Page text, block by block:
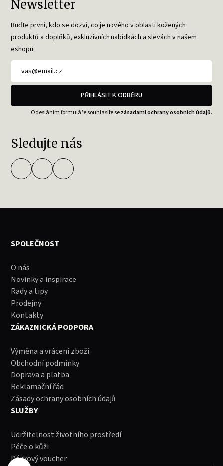
Newsletter
Buďte první, kdo se dozví, co je nového v oblasti kožených
produktů a doplňků, exkluzivních nabídkách a slevách v našem
eshopu.
PŘIHLÁSIT K ODBĚRU
Odesláním formuláře souhlasíte sezásadami ochrany osobních údajů.
Sledujte nás
SPOLEČNOST
O nás
Novinky a inspirace
Rady a tipy
Prodejny
Kontakty
ZÁKAZNICKÁ PODPORA
Výměna a vrácení zboží
Obchodní podmínky
Doprava a platba
Reklamační řád
Zásady ochrany osobních údajů
SLUŽBY
Udržitelnost životního prostředí
Péče o kůži
Dárkový voucher